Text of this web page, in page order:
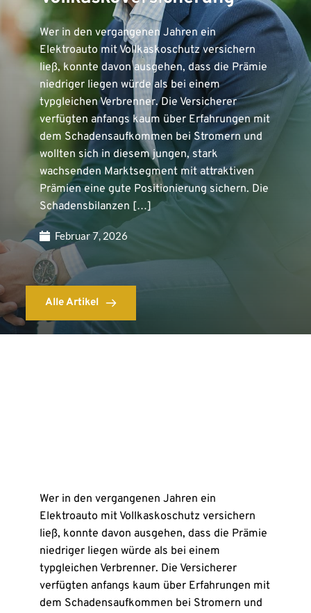
Wer in den vergangenen Jahren ein
Elektroauto mit Vollkaskoschutz versichern
ließ, konnte davon ausgehen, dass die Prämie
niedriger liegen würde als bei einem
typgleichen Verbrenner. Die Versicherer
verfügten anfangs kaum über Erfahrungen mit
dem Schadensaufkommen bei Stromern und
wollten sich in diesem jungen, stark
wachsenden Marktsegment mit attraktiven
Prämien eine gute Positionierung sichern. Die
Schadensbilanzen […]
Februar 7, 2026
Alle Artikel
Wer in den vergangenen Jahren ein
Elektroauto mit Vollkaskoschutz versichern
ließ, konnte davon ausgehen, dass die Prämie
niedriger liegen würde als bei einem
typgleichen Verbrenner. Die Versicherer
verfügten anfangs kaum über Erfahrungen mit
dem Schadensaufkommen bei Stromern und